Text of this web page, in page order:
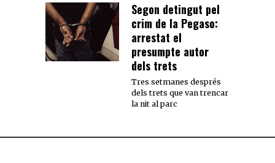
Segon detingut pel
crim de la Pegaso:
arrestat el
presumpte autor
dels trets
Tres setmanes després
dels trets que van trencar
la nit al parc